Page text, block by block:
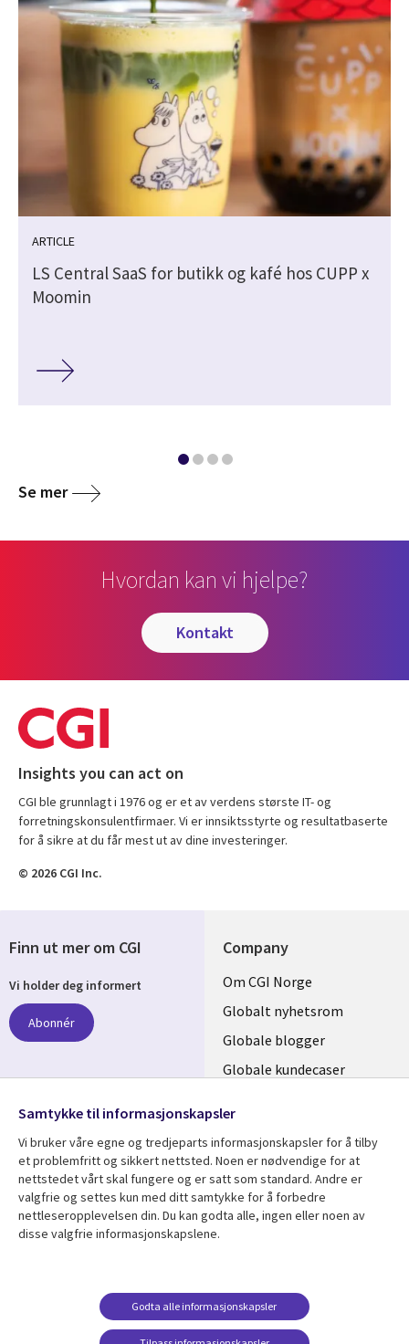
ARTICLE
LS Central SaaS for butikk og kafé hos CUPP x
Moomin
Se mer
Hvordan kan vi hjelpe?
kontakt
Insights you can act on
CGI ble grunnlagt i 1976 og er et av verdens største IT- og
forretningskonsulentfirmaer. Vi er innsiktsstyrte og resultatbaserte
for å sikre at du får mest ut av dine investeringer.
© 2026 CGI Inc.
Company
Useful
links
NORWAY
Om CGI Norge
Globalt nyhetsrom
Globale blogger
Globale kundecaser
Resource center
NORWAY
Support
NORWAY
Accessibility
Finn ut mer om CGI
Vi holder deg informert
Abonnér
følg oss
Social
Media
NORWAY
Samtykke til informasjonskapsler
Vi bruker våre egne og tredjeparts informasjonskapsler for å tilby
et problemfritt og sikkert nettsted. Noen er nødvendige for at
nettstedet vårt skal fungere og er satt som standard. Andre er
valgfrie og settes kun med ditt samtykke for å forbedre
nettleseropplevelsen din. Du kan godta alle, ingen eller noen av
disse valgfrie informasjonskapslene.
Godta alle informasjonskapsler